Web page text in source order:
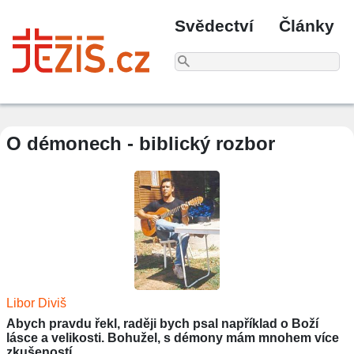
Svědectví Články
O démonech - biblický rozbor
Libor Diviš
Abych pravdu řekl, raději bych psal například o Boží
lásce a velikosti. Bohužel, s démony mám mnohem více